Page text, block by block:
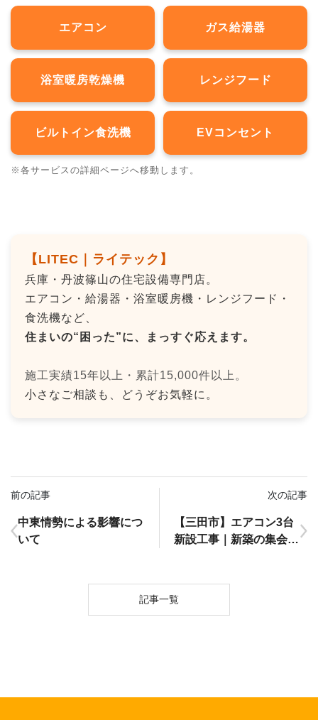
エアコン ガス給湯器
浴室暖房乾燥機 レンジフード
ビルトイン食洗機 EVコンセント
※各サービスの詳細ページへ移動します。
【LITEC｜ライテック】
兵庫・丹波篠山の住宅設備専門店。
エアコン・給湯器・浴室暖房機・レンジフード・
食洗機など、
住まいの“困った”に、まっすぐ応えます。
施工実績15年以上・累計15,000件以上。
小さなご相談も、どうぞお気軽に。
前の記事
中東情勢による影響につ
いて
次の記事
【三田市】エアコン3台
新設工事｜新築の集会施
記事一覧